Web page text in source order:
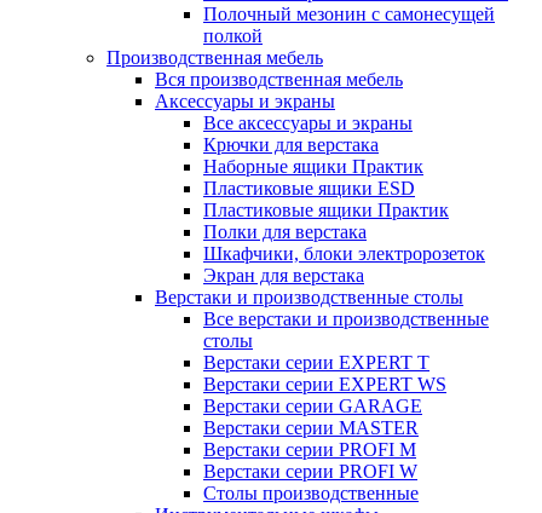
Полочный мезонин с самонесущей
полкой
Производственная мебель
Вся производственная мебель
Аксессуары и экраны
Все аксессуары и экраны
Крючки для верстака
Наборные ящики Практик
Пластиковые ящики ESD
Пластиковые ящики Практик
Полки для верстака
Шкафчики, блоки электророзеток
Экран для верстака
Верстаки и производственные столы
Все верстаки и производственные
столы
Верстаки серии EXPERT T
Верстаки серии EXPERT WS
Верстаки серии GARAGE
Верстаки серии MASTER
Верстаки серии PROFI M
Верстаки серии PROFI W
Столы производственные